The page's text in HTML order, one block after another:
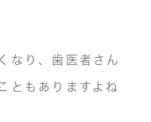
なり、歯医者さん
ともありますよね